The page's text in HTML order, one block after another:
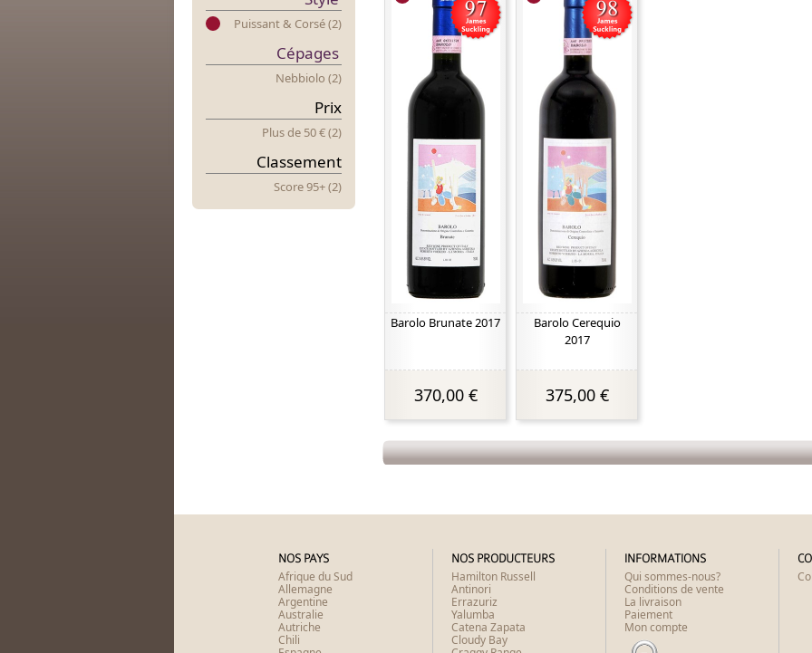
Puissant & Corsé (2)
Cépages
Nebbiolo (2)
Prix
PlusdE 50 € (2)
Classement
Score 95+ (2)
Barolo Brunate 2017
370,00 €
Barolo Cerequio
2017
375,00 €
NOS PAYS
Afrique du Sud
Allemagne
Argentine
Australie
Autriche
Chili
NOS PRODUCTEURS
Hamilton Russell
Antinori
Errazuriz
Yalumba
Catena Zapata
Cloudy Bay
INFORMATIONS
Qui sommes-nous?
Conditions de vente
La livraison
Paiement
Mon compte